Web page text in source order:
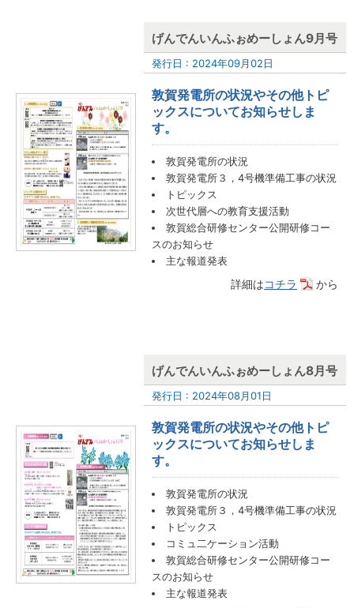
げんでんいんふぉめーしょん9月号
発行日 : 2024年09月02日
敦賀発電所の状況やその他トピ
ックスについてお知らせしま
す。
敦賀発電所の状況
敦賀発電所３，4号機準備工事の状況
トピックス
次世代層への教育支援活動
敦賀総合研修センター公開研修コー
スのお知らせ
主な報道発表
詳細はコチラ から
げんでんいんふぉめーしょん8月号
発行日 : 2024年08月01日
敦賀発電所の状況やその他トピ
ックスについてお知らせしま
す。
敦賀発電所の状況
敦賀発電所３，4号機準備工事の状況
トピックス
コミュ二ケーション活動
敦賀総合研修センター公開研修コー
スのお知らせ
主な報道発表